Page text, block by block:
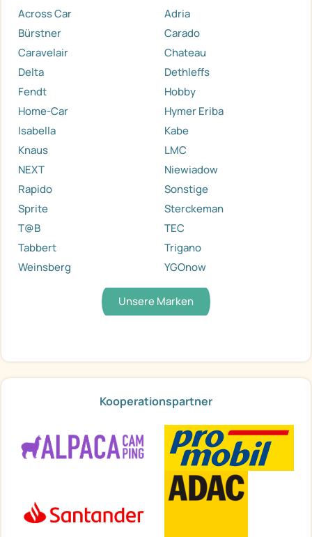
Across Car
Adria
Bürstner
Carado
Caravelair
Chateau
Delta
Dethleffs
Fendt
Hobby
Home-Car
Hymer Eriba
Isabella
Kabe
Knaus
LMC
NEXT
Niewiadow
Rapido
Sonstige
Sprite
Sterckeman
T@B
TEC
Tabbert
Trigano
Weinsberg
YGOnow
Unsere Marken
Kooperationspartner